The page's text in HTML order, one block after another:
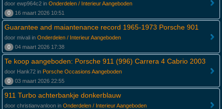
door ewp964c2 in Onderdelen / Interieur Aangeboden
0
16 maart 2026 10:51
Guarantee and maiantenance record 1965-1973 Porsche 901
door mivali in Onderdelen / Interieur Aangeboden
0
04 maart 2026 17:38
Te koop aangeboden: Porsche 911 (996) Carrera 4 Cabrio 2003
door Hank72 in Porsche Occasions Aangeboden
0
03 maart 2026 22:55
911 Turbo achterbankje donkerblauw
door christianvanloon in Onderdelen / Interieur Aangeboden